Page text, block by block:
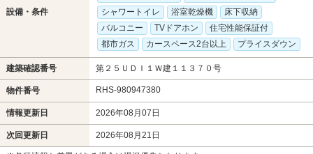
設備・条件
シャワートイレ
浴室乾燥機
床下収納
バルコニー
TVドアホン
住宅性能保証付
都市ガス
カースペース2台以上 プライスダウン
建築確認番号 第２５ＵＤＩ１Ｗ建１１３７０号
物件番号 RHS-980947380
情報更新日 2026年08月07日
次回更新日 2026年08月21日